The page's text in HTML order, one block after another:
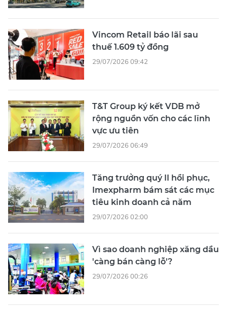
Vincom Retail báo lãi sau
thuế 1.609 tỷ đồng
29/07/2026 09:42
T&T Group ký kết VDB mở
rộng nguồn vốn cho các lĩnh
vực ưu tiên
29/07/2026 06:49
Tăng trưởng quý II hồi phục,
Imexpharm bám sát các mục
tiêu kinh doanh cả năm
29/07/2026 02:00
Vì sao doanh nghiệp xăng dầu
'càng bán càng lỗ'?
29/07/2026 00:26